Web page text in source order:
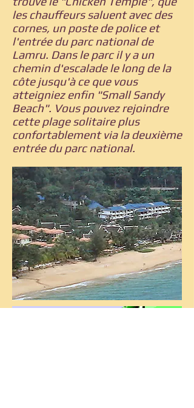
les chauffeurs saluent avec des
cornes, un poste de police et
l'entrée du parc national de
Lamru. Dans le parc il y a un
chemin d'escalade le long de la
côte jusqu'à ce que vous
atteigniez enfin "Small Sandy
Beach". Vous pouvez rejoindre
cette plage solitaire plus
confortablement via la deuxième
entrée du parc national.